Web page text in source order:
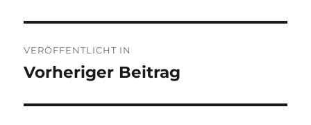
VERÖFFENTLICHT IN
Vorheriger Beitrag